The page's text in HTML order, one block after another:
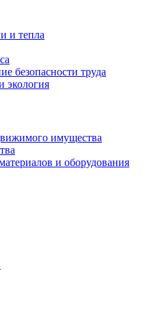
и тепла
безопасности труда
имущества
и оборудования